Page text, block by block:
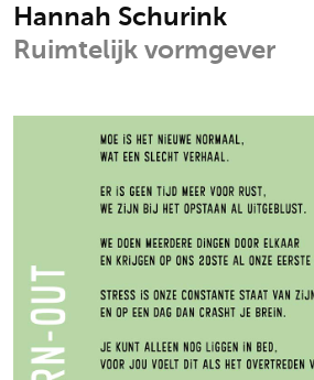
Hannah Schurink
Ruimtelijk vormgever